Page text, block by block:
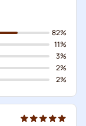
82%
11%
3%
2%
2%